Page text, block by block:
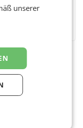
Umsatzplus im
Post AG hat im
unserer